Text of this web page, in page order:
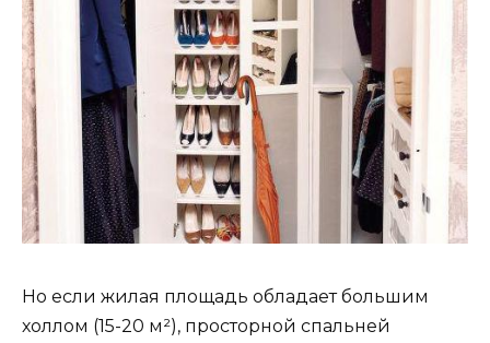
Но если жилая площадь обладает большим
холлом (15-20 м²), просторной спальней